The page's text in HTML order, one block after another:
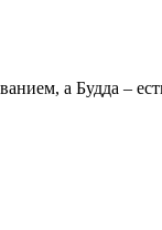
а Будда –